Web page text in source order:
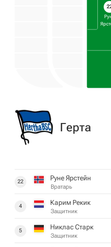
Герта
22 Руне Ярстейн
Вратарь
4 Карим Рекик
Защитник
5 Никлас Старк
Защитник